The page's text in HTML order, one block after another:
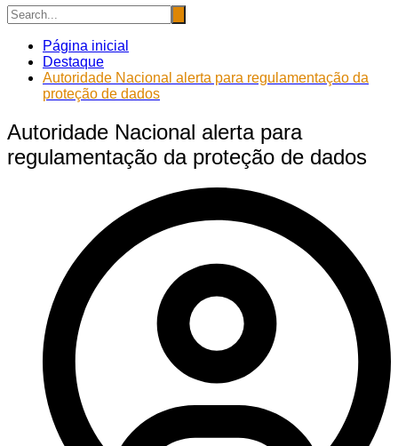
Página inicial
Destaque
Autoridade Nacional alerta para regulamentação da
proteção de dados
Autoridade Nacional alerta para
regulamentação da proteção de dados